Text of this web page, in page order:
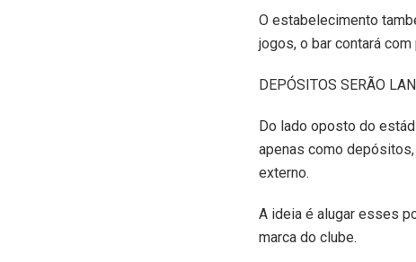
O estabelecimento
jogos, o bar contará
DEPÓSITOS SERÃO
Do lado oposto do
apenas como
externo.
A ideia é alugar esses
marca do clube.